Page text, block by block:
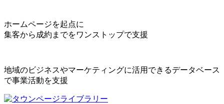
ホームページを起点に
集客から成約までをワンストップで支援
地域のビジネスやマーケティングに活用できるデータベース
で事業活動を支援